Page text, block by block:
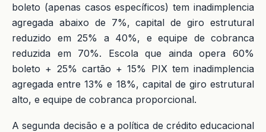
boleto (apenas casos específicos) tem inadimplencia
agregada abaixo de 7%, capital de giro estrutural
reduzido em 25% a 40%, e equipe de cobranca
reduzida em 70%. Escola que ainda opera 60%
boleto + 25% cartão + 15% PIX tem inadimplencia
agregada entre 13% e 18%, capital de giro estrutural
alto, e equipe de cobranca proporcional.
A segunda decisão e a política de crédito educacional